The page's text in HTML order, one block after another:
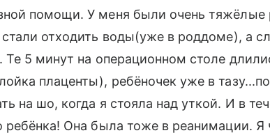
помощи. У меня были очень тяжёлые
отходить воды(уже в роддоме), а
Те 5 минут на операционном столе
плаценты), ребёночек уже в
на шо, когда я стояла над уткой. И в
ребёнка! Она была тоже в реанимации. Я